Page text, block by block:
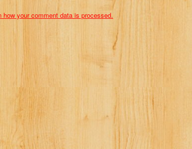
how your comment data is processed.